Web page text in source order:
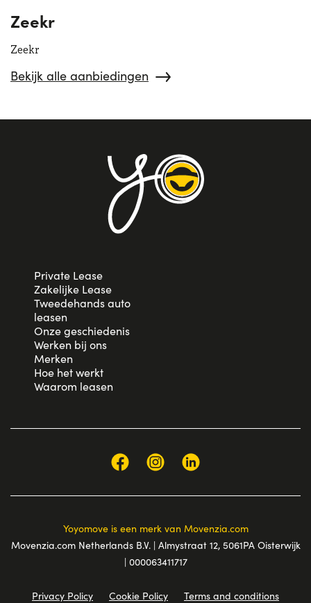
Zeekr
Zeekr
Bekijk alle aanbiedingen
Private Lease
Zakelijke Lease
Tweedehands auto
leasen
Onze geschiedenis
Werken bij ons
Merken
Hoe het werkt
Waarom leasen
Yoyomove is een merk van Movenzia.com
Movenzia.com Netherlands B.V. | Almystraat 12, 5061PA Oisterwijk
| 000063411717
Privacy Policy Cookie Policy Terms and conditions